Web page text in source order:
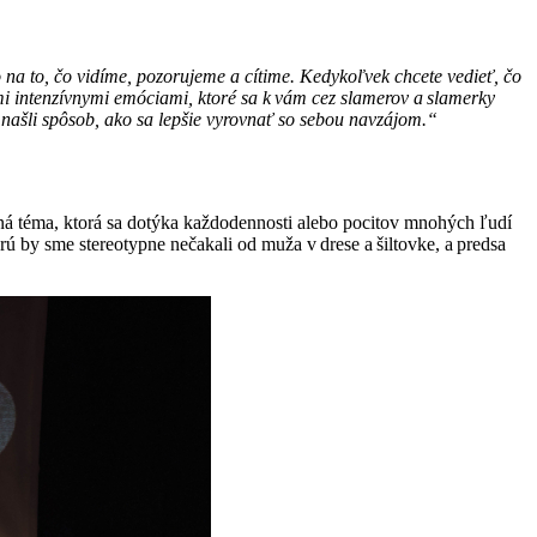
to, čo vidíme, pozorujeme a cítime. Kedykoľvek chcete vedieť, čo
emóciami, ktoré sa k vám cez slamerov a slamerky
spôsob, ako sa lepšie vyrovnať so sebou navzájom.“
téma, ktorá sa dotýka každodennosti alebo pocitov mnohých ľudí
sme stereotypne nečakali od muža v drese a šiltovke, a predsa